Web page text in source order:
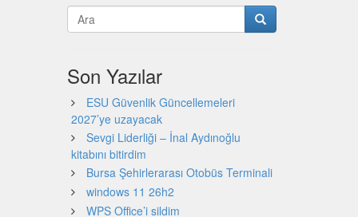
Son Yazılar
ESU Güvenlik Güncellemeleri
2027’ye uzayacak
Sevgi Liderliği – İnal Aydınoğlu
kitabını bitirdim
Bursa Şehirlerarası Otobüs Terminali
windows 11 26h2
WPS Office’i sildim